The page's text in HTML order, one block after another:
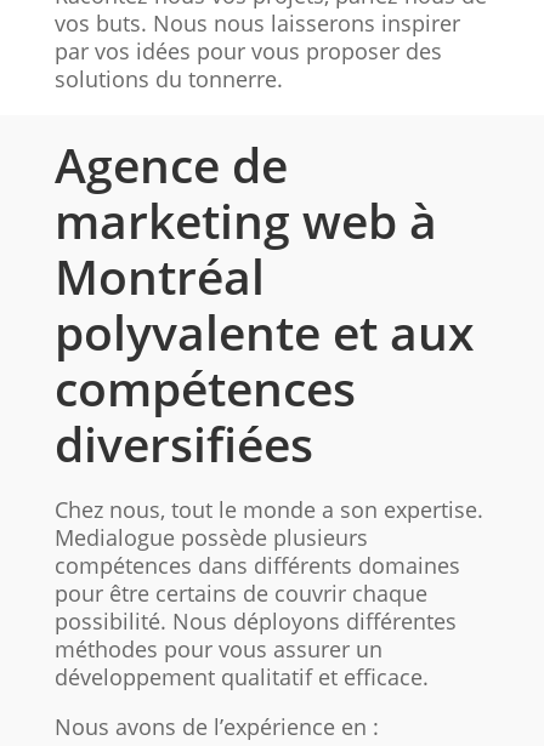
vos buts. Nous nous laisserons inspirer
par vos idées pour vous proposer des
solutions du tonnerre.
Agence de
marketing web à
Montréal
polyvalente et aux
compétences
diversifiées
Chez nous, tout le monde a son expertise.
Medialogue possède plusieurs
compétences dans différents domaines
pour être certains de couvrir chaque
possibilité. Nous déployons différentes
méthodes pour vous assurer un
développement qualitatif et efficace.
Nous avons de l’expérience en :